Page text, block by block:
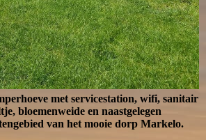
met servicestation, wifi, sanitair
bloemenweide en naastgelegen
van het mooie dorp Markelo.